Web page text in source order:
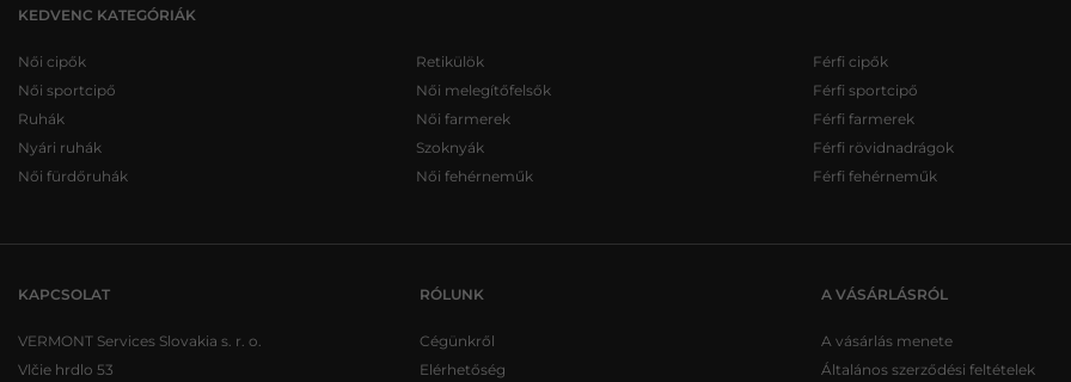
KEDVENC KATEGÓRIÁK
Női cipők
Női sportcipő
Ruhák
Nyári ruhák
Női fürdőruhák
Retikülök
Női melegítőfelsők
Női farmerek
Szoknyák
Női fehérneműk
Férfi cipők
Férfi sportcipő
Férfi farmerek
Férfi rövidnadrágok
Férfi fehérneműk
KAPCSOLAT
VERMONT Services Slovakia s. r. o.
Vlčie hrdlo 53
RÓLUNK
Cégünkről
Elérhetőség
A VÁSÁRLÁSRÓL
A vásárlás menete
Általános szerződési feltételek